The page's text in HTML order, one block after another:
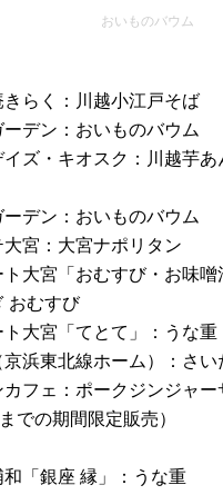
おいものバウム
きらく：川越小江戸そば
ーデン：おいものバウム
イズ・キオスク：川越芋あ
ーデン：おいものバウム
大宮：大宮ナポリタン
ト大宮「おむすび・お味噌
おむすび
ト大宮「てとて」：うな重
京浜東北線ホーム）：さ
カフェ：ポークジンジャ
での期間限定販売）
和「銀座 縁」：うな重